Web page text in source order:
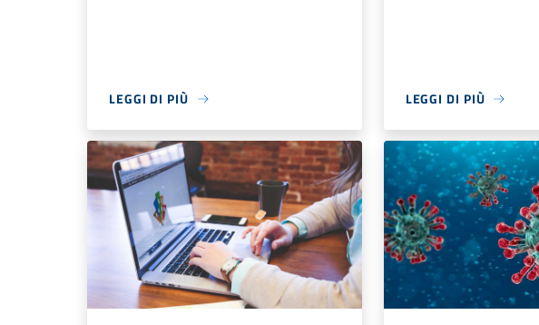
LEGGI DI PIÙ LEGGI DI PIÙ